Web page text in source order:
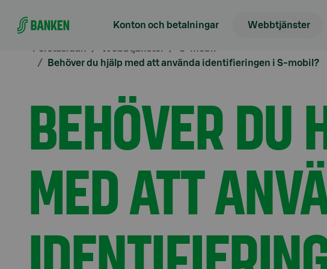
Konton och betalningar Webbtjänster
Förstasidan Webbtjänster
S-mobil
Behöver du hjälp med att använda identifieringen i S-mobil?
BEHÖVER DU
MED ATT